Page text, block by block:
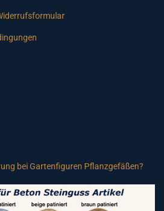
bei Gartenfiguren Pflanzgefäßen?